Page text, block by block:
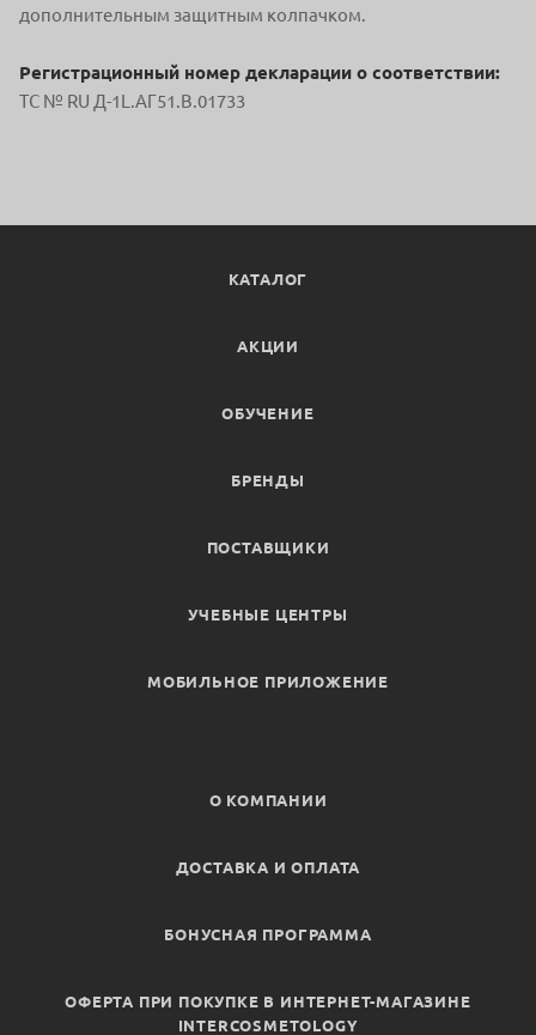
дополнительным защитным колпачком.
Регистрационный номер декларации о соответствии:
ТС № RU Д-1L.АГ51.В.01733
КАТАЛОГ
АКЦИИ
ОБУЧЕНИЕ
БРЕНДЫ
ПОСТАВЩИКИ
УЧЕБНЫЕ ЦЕНТРЫ
МОБИЛЬНОЕ ПРИЛОЖЕНИЕ
О КОМПАНИИ
ДОСТАВКА И ОПЛАТА
БОНУСНАЯ ПРОГРАММА
ОФЕРТА ПРИ ПОКУПКЕ В ИНТЕРНЕТ-МАГАЗИНЕ
INTERCOSMETOLOGY